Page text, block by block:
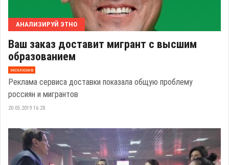
АНАЛИЗИРУЙ ЭТНО
Ваш заказ доставит мигрант с высшим
образованием
эксклюзив
Реклама сервиса доставки показала общую проблему
россиян и мигрантов
20.05.2019 16:28